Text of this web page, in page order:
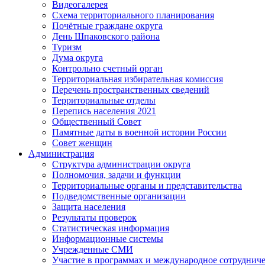
Видеогалерея
Схема территориального планирования
Почётные граждане округа
День Шпаковского района
Туризм
Дума округа
Контрольно счетный орган
Территориальная избирательная комиссия
Перечень пространственных сведений
Территориальные отделы
Перепись населения 2021
Общественный Совет
Памятные даты в военной истории России
Совет женщин
Администрация
Структура администрации округа
Полномочия, задачи и функции
Территориальные органы и представительства
Подведомственные организации
Защита населения
Результаты проверок
Статистическая информация
Информационные системы
Учрежденные СМИ
Участие в программах и международное